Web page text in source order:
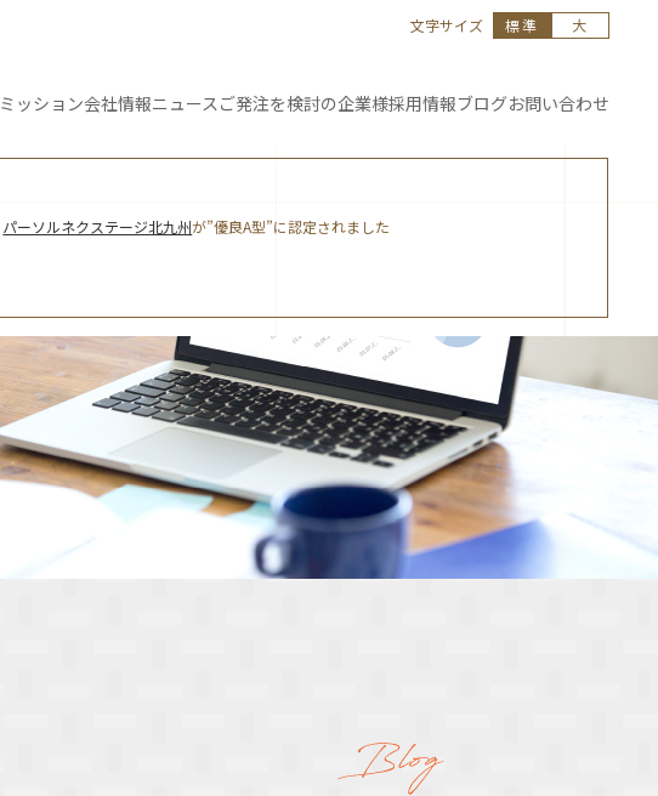
ミッション会社情報ニュース ご発注を検討の企業様採用情報ブログお問い合わせ
文字サイズ 標準 大
パーソルネクステージ北九州が”優良A型”に認定されました